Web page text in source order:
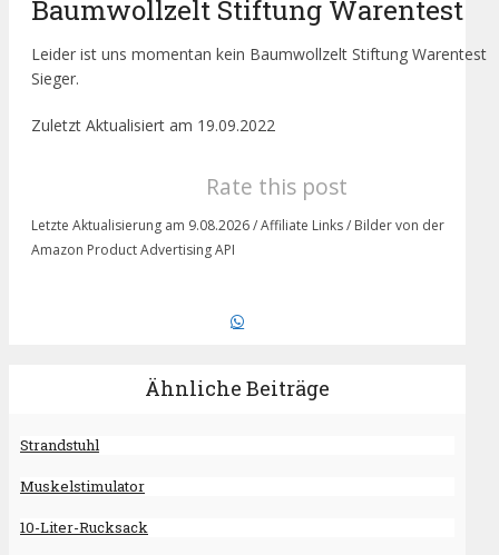
Baumwollzelt Stiftung Warentest
Leider ist uns momentan kein Baumwollzelt Stiftung Warentest
Sieger.
Zuletzt Aktualisiert am 19.09.2022
Rate this post
Letzte Aktualisierung am 9.08.2026 / Affiliate Links / Bilder von der
Amazon Product Advertising API
Ähnliche Beiträge
Strandstuhl
Muskelstimulator
10-Liter-Rucksack